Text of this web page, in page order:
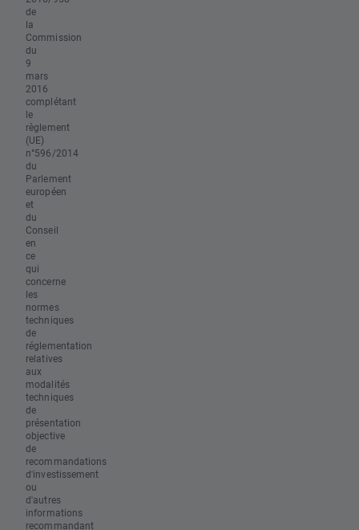
de
la
Commission
du
9
mars
2016
complétant
le
règlement
(UE)
n°596/2014
du
Parlement
européen
et
du
Conseil
en
ce
qui
concerne
les
normes
techniques
de
réglementation
relatives
aux
modalités
techniques
de
présentation
objective
de
recommandations
d'investissement
ou
d'autres
informations
recommandant